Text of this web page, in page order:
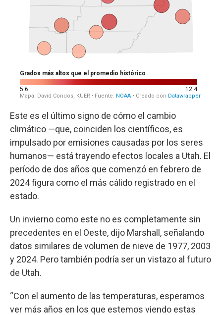
Este es el último signo de cómo el cambio
climático —que, coinciden los científicos, es
impulsado por emisiones causadas por los seres
humanos— está trayendo efectos locales a Utah. El
período de dos años que comenzó en febrero de
2024 figura como el más cálido registrado en el
estado.
Un invierno como este no es completamente sin
precedentes en el Oeste, dijo Marshall, señalando
datos similares de volumen de nieve de 1977, 2003
y 2024. Pero también podría ser un vistazo al futuro
de Utah.
“Con el aumento de las temperaturas, esperamos
ver más años en los que estemos viendo estas